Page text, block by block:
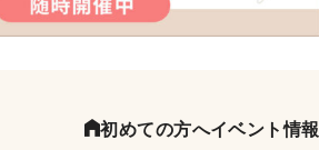
初めての方へイベント情報